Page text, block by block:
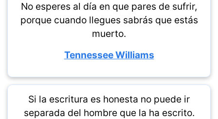
No esperes al día en que pares de sufrir,
porque cuando llegues sabrás que estás
muerto.
Tennessee Williams
Si la escritura es honesta no puede ir
separada del hombre que la ha escrito.